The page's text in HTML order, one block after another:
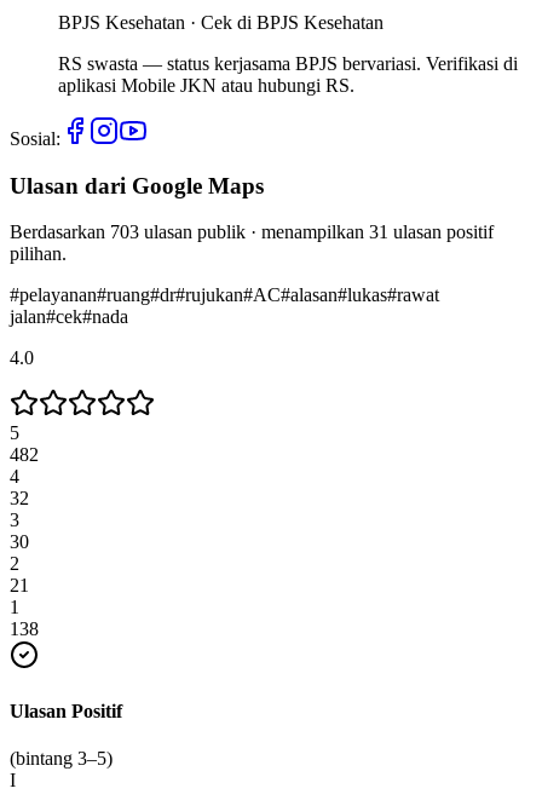
BPJS Kesehatan · Cek di BPJS Kesehatan
RS swasta — status kerjasama BPJS bervariasi. Verifikasi di
aplikasi Mobile JKN atau hubungi RS.
Sosial:
Ulasan dari Google Maps
Berdasarkan 703 ulasan publik · menampilkan 31 ulasan positif
pilihan.
#pelayanan#ruang#dr#rujukan#AC#alasan#lukas#rawat
jalan#cek#nada
4.0
5
482
4
32
3
30
2
21
1
138
Ulasan Positif
(bintang 3–5)
I